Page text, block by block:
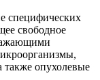
специфических
свободное
опухолевые